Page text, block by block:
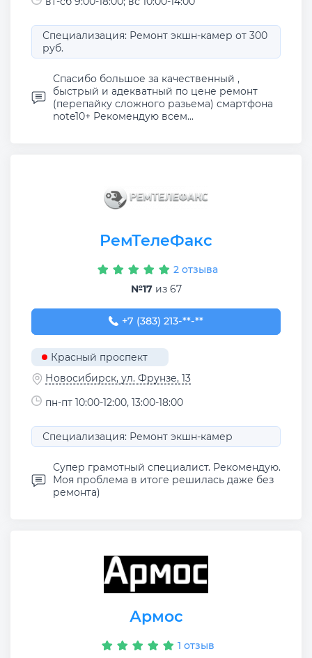
Специализация: Ремонт экшн-камер от 300
руб.
Спасибо большое за качественный ,
быстрый и адекватный по цене ремонт
(перепайку сложного разьема) смартфона
note10+ Рекомендую всем...
РемТелеФакс
2 отзыва
№17из 67
+7 (383) 213-73-66
+7 (383) 213-**-**
Красный проспект
Новосибирск, ул. Фрунзе, 13
пн-пт 10:00-12:00, 13:00-18:00
Специализация: Ремонт экшн-камер
Супер грамотный специалист. Рекомендую.
Моя проблема в итоге решилась даже без
ремонта)
Армос
1 отзыв